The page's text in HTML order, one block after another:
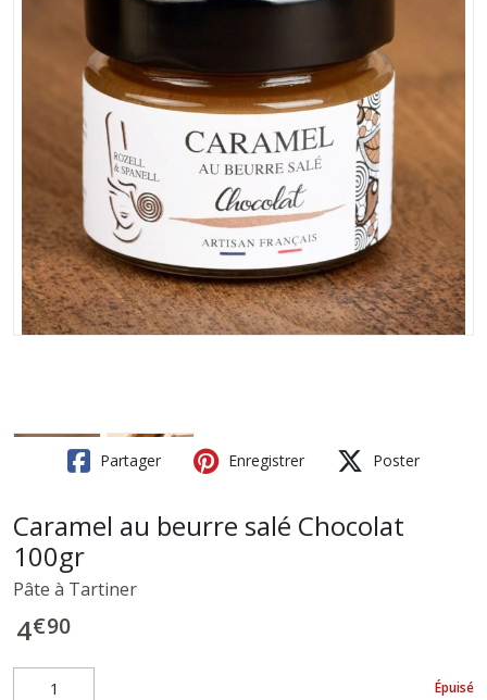
Partager Enregistrer Poster
Caramel au beurre salé Chocolat
100gr
Pâte à Tartiner
4€90
Épuisé